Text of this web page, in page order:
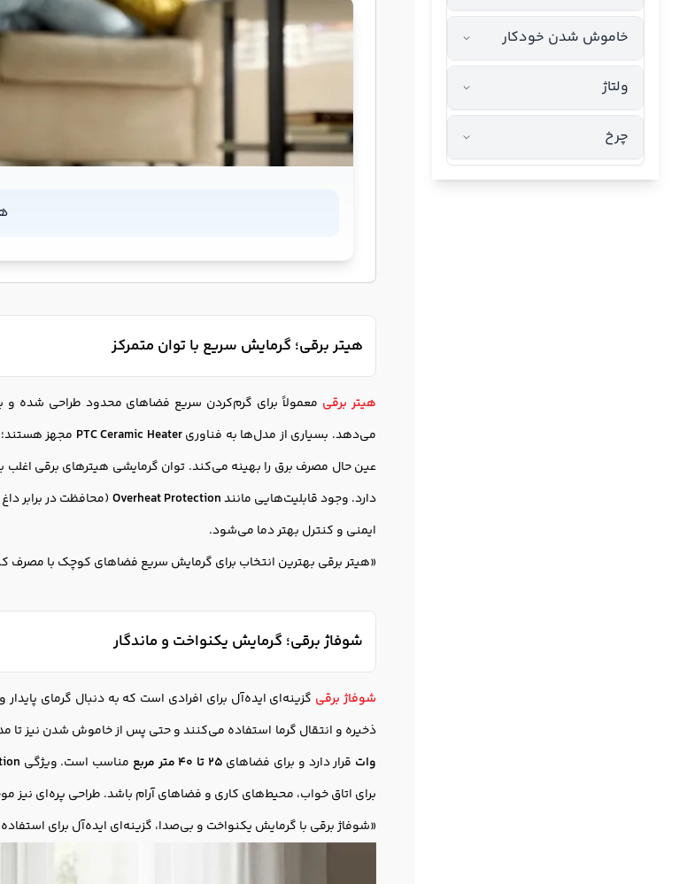
خاموش شدن خودکار
ولتاژ
چرخ
هیتر برقی؛ گرمایش سریع با توان متمرکز
هیتر برقی معمولاً برای گرم‌کردن سریع فضاهای محدود طراحی شده و
می‌دهد. بسیاری از مدل‌ها به فناوریPTC Ceramic Heater مجهز هستند؛
عین حال مصرف برق را بهینه می‌کند. توان گرمایشی هیترهای برقی اغلب
دارد. وجود قابلیت‌هایی مانندOverheat Protection (محافظت در برابر
ایمنی و کنترل بهتر دما می‌شود.
«هیتر برقی بهترین انتخاب برای گرمایش سریع فضاهای کوچک با مصرف
شوفاژ برقی؛ گرمایش یکنواخت و ماندگار
شوفاژ برقی گزینه‌ای ایده‌آل برای افرادی است که به دنبال گرمای
ذخیره و انتقال گرما استفاده می‌کنند و حتی پس از خاموش شدن نیز تا
وات قرار دارد و برای فضاهای 25 تا 40 متر مربع مناسب است. ویژگی
برای اتاق خواب، محیط‌های کاری و فضاهای آرام باشد. طراحی پره‌ای
«شوفاژ برقی با گرمایش یکنواخت و بی‌صدا، گزینه‌ای ایده‌آل برای